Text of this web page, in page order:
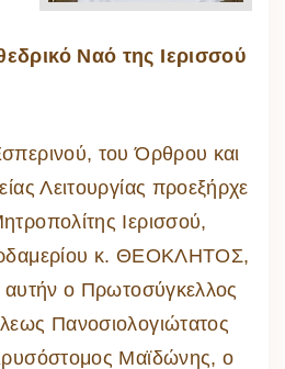
Ναό της Ιερισσού
του Όρθρου και
Λειτουργίας προεξήρχε
Ιερισσού,
κ. ΘΕΟΚΛΗΤΟΣ,
αυτήν ο Πρωτοσύγκελλος
Πανοσιολογιώτατος
Μαϊδώνης, ο